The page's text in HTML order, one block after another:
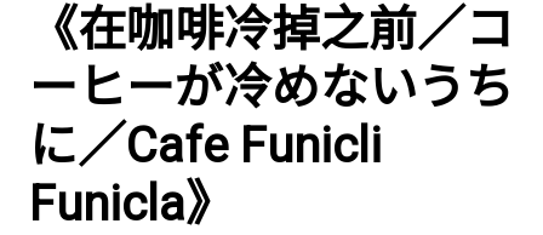
《在咖啡冷掉之前／コ
ーヒーが冷めないうち
に／Cafe Funicli
Funicla》